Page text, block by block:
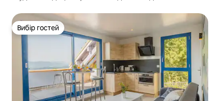
Вибір гостей
Вибір гостей